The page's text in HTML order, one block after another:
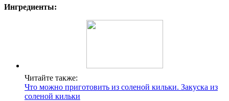
Ингредиенты:
Читайте также:
Что можно приготовить из соленой кильки. Закуска из
соленой кильки